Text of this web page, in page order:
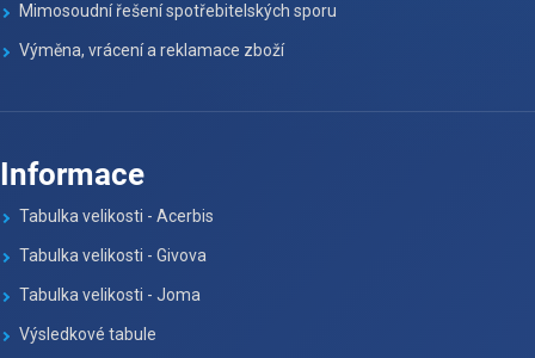
Mimosoudní řešení spotřebitelských sporu
Výměna, vrácení a reklamace zboží
Informace
Tabulka velikosti - Acerbis
Tabulka velikosti - Givova
Tabulka velikosti - Joma
Výsledkové tabule